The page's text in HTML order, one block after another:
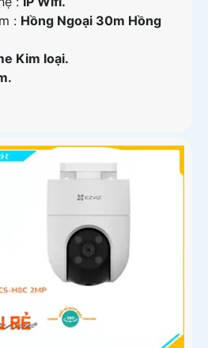
: Hồng Ngoại 30m Hồng
Kim loại.